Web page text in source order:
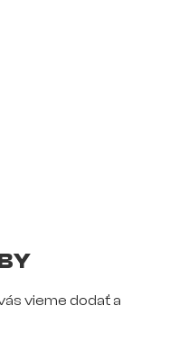
vieme dodať a